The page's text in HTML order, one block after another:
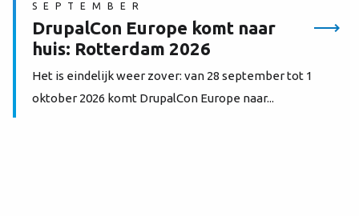
SEPTEMBER
DrupalCon Europe komt naar
huis: Rotterdam 2026
Het is eindelijk weer zover: van 28 september tot 1
oktober 2026 komt DrupalCon Europe naar...